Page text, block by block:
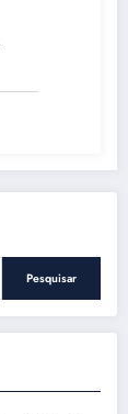
Pesquisar